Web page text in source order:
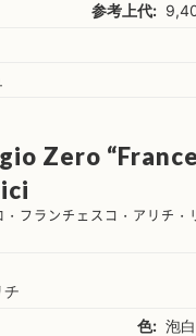
参考上代:
Zero
フランチェスコ・アリチ
チ
色: 泡白